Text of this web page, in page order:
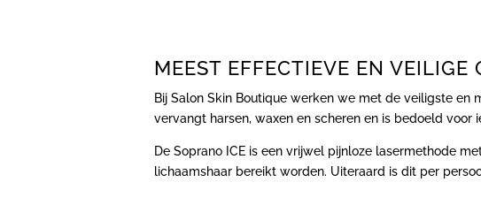
MEEST EFFECTIEVE EN
Bij Salon Skin Boutique werken we met de veiligste en
vervangt harsen, waxen en scheren en is bedoeld voor
De Soprano ICE is een vrijwel pijnloze lasermethode
lichaamshaar bereikt worden. Uiteraard is dit per